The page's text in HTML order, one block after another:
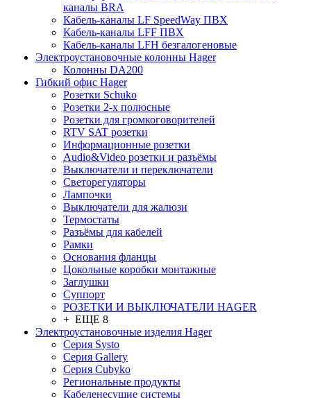
каналы BRA
Кабель-каналы LF SpeedWay ПВХ
Кабель-каналы LFF ПВХ
Кабель-каналы LFH безгалогеновые
Электроустановочные колонны Hager
Колонны DA200
Гибкий офис Hager
Розетки Schuko
Розетки 2-х полюсные
Розетки для громкоговорителей
RTV SAT розетки
Информационные розетки
Audio&Video розетки и разъёмы
Выключатели и переключатели
Светорегуляторы
Лампочки
Выключатели для жалюзи
Термостаты
Разъёмы для кабелей
Рамки
Основания фланцы
Цокольные коробки монтажные
Заглушки
Суппорт
РОЗЕТКИ И ВЫКЛЮЧАТЕЛИ HAGER
+ ЕЩЕ 8
Электроустановочные изделия Hager
Серия Systo
Серия Gallery
Серия Cubyko
Региональные продукты
Кабеленесущие системы